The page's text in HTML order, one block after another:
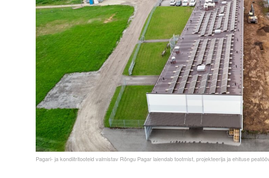
Pagari- ja kondiitritooteid valmistav Rõngu Pagar laiendab tootmist, projekteerija ja ehituse